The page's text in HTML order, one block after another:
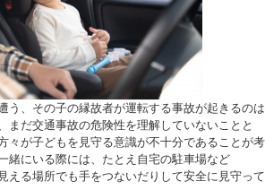
う、その子の縁故者が運転する事故が起きるの
まだ交通事故の危険性を理解していないことと
々が子どもを見守る意識が不十分であることが
緒にいる際には、たとえ自宅の駐車場など
える場所でも手をつないだりして安全に見守っ